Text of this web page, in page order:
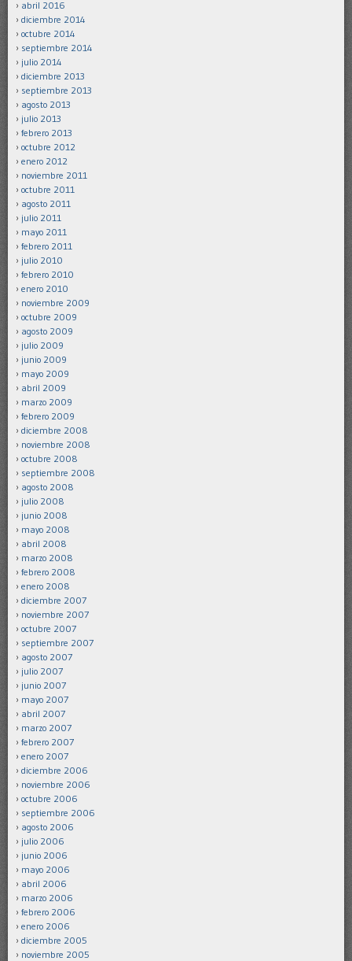
abril 2016
diciembre 2014
octubre 2014
septiembre 2014
julio 2014
diciembre 2013
septiembre 2013
agosto 2013
julio 2013
febrero 2013
octubre 2012
enero 2012
noviembre 2011
octubre 2011
agosto 2011
julio 2011
mayo 2011
febrero 2011
julio 2010
febrero 2010
enero 2010
noviembre 2009
octubre 2009
agosto 2009
julio 2009
junio 2009
mayo 2009
abril 2009
marzo 2009
febrero 2009
diciembre 2008
noviembre 2008
octubre 2008
septiembre 2008
agosto 2008
julio 2008
junio 2008
mayo 2008
abril 2008
marzo 2008
febrero 2008
enero 2008
diciembre 2007
noviembre 2007
octubre 2007
septiembre 2007
agosto 2007
julio 2007
junio 2007
mayo 2007
abril 2007
marzo 2007
febrero 2007
enero 2007
diciembre 2006
noviembre 2006
octubre 2006
septiembre 2006
agosto 2006
julio 2006
junio 2006
mayo 2006
abril 2006
marzo 2006
febrero 2006
enero 2006
diciembre 2005
noviembre 2005